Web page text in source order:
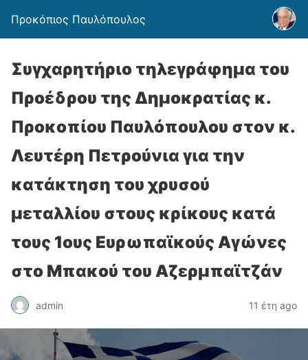
Προκόπιος Παυλόπουλος
Συγχαρητήριο τηλεγράφημα του
Προέδρου της Δημοκρατίας κ.
Προκοπίου Παυλόπουλου στον κ.
Λευτέρη Πετρούνια για την
κατάκτηση του χρυσού
μεταλλίου στους κρίκους κατά
τους 1ους Ευρωπαϊκούς Αγώνες
στο Μπακού του Αζερμπαϊτζάν
admin 11 έτη ago